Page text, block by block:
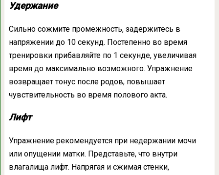
Удержание
Сильно сожмите промежность, задержитесь в
напряжении до 10 секунд. Постепенно во время
тренировки прибавляйте по 1 секунде, увеличивая
время до максимально возможного. Упражнение
возвращает тонус после родов, повышает
чувствительность во время полового акта.
Лифт
Упражнение рекомендуется при недержании мочи
или опущении матки. Представьте, что внутри
влагалища лифт. Напрягая и сжимая стенки,